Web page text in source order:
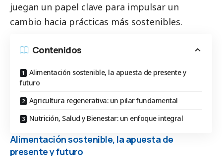
juegan un papel clave para impulsar un
cambio hacia prácticas más sostenibles.
Contenidos
Alimentación sostenible, la apuesta de presente y
futuro
Agricultura regenerativa: un pilar fundamental
Nutrición, Salud y Bienestar: un enfoque integral
Alimentación sostenible, la apuesta de
presente y futuro